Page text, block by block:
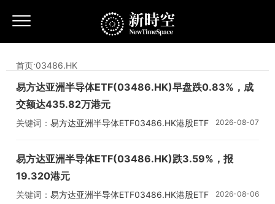
首页·03486.HK
易方达亚洲半导体ETF(03486.HK)早盘跌0.83%，成
交额达435.82万港元
关键词： 易方达亚洲半导体ETF03486.HK港股ETF 2026-08-07
易方达亚洲半导体ETF(03486.HK)跌3.59%，报
19.320港元
关键词： 易方达亚洲半导体ETF03486.HK港股ETF
2026-08-06